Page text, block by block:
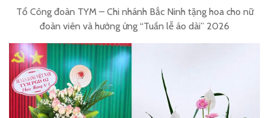
Tổ Công đoàn TYM – Chi nhánh Bắc Ninh tặng hoa cho nữ
đoàn viên và hưởng ứng “Tuần lễ áo dài” 2026